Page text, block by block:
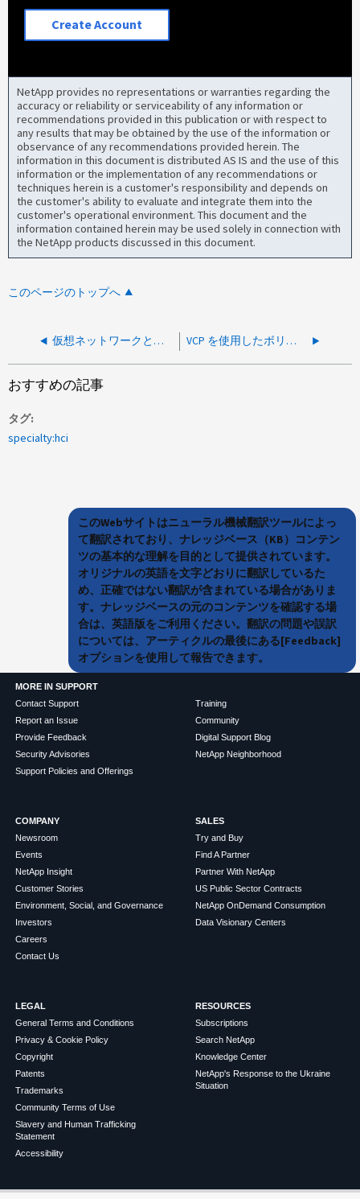
Create Account
NetApp provides no representations or warranties regarding the
accuracy or reliability or serviceability of any information or
recommendations provided in this publication or with respect to
any results that may be obtained by the use of the information or
observance of any recommendations provided herein. The
information in this document is distributed AS IS and the use of this
information or the implementation of any recommendations or
techniques herein is a customer's responsibility and depends on
the customer's ability to evaluate and integrate them into the
customer's operational environment. This document and the
information contained herein may be used solely in connection with
the NetApp products discussed in this document.
このページのトップへ
仮想ネットワークとストレージVRFの説明 VCP を使用したボリュームサイズの不一致
おすすめの記事
タグ
specialty:hci
このWebサイトはニューラル機械翻訳ツールによっ
て翻訳されており、ナレッジベース（KB）コンテン
ツの基本的な理解を目的として提供されています。
オリジナルの英語を文字どおりに翻訳しているた
め、正確ではない翻訳が含まれている場合がありま
す。ナレッジベースの元のコンテンツを確認する場
合は、英語版をご利用ください。翻訳の問題や誤訳
については、アーティクルの最後にある[Feedback]
オプションを使用して報告できます。
MORE IN SUPPORT
Contact Support
Report an Issue
Provide Feedback
Security Advisories
Support Policies and Offerings
Training
Community
Digital Support Blog
NetApp Neighborhood
COMPANY
Newsroom
Events
NetApp Insight
Customer Stories
Environment, Social, and Governance
Investors
Careers
Contact Us
SALES
Try and Buy
Find A Partner
Partner With NetApp
US Public Sector Contracts
NetApp OnDemand Consumption
Data Visionary Centers
LEGAL
General Terms and Conditions
Privacy & Cookie Policy
Copyright
Patents
Trademarks
Community Terms of Use
Slavery and Human Trafficking
Statement
Accessibility
RESOURCES
Subscriptions
Search NetApp
Knowledge Center
NetApp's Response to the Ukraine
Situation